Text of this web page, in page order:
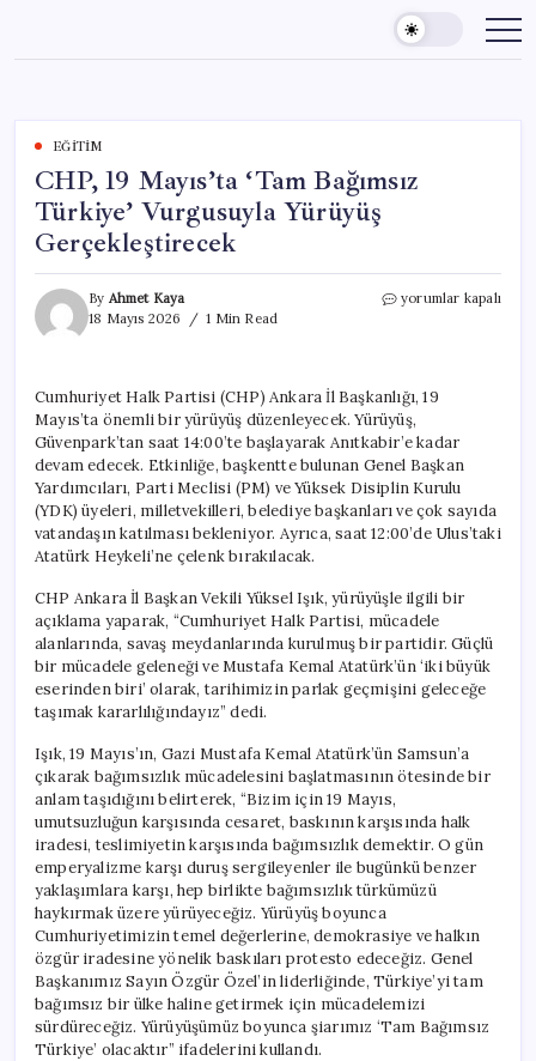
content
EĞITIM
CHP, 19 Mayıs’ta ‘Tam Bağımsız
Türkiye’ Vurgusuyla Yürüyüş
Gerçekleştirecek
By Ahmet Kaya
18 Mayıs 2026
1 Min Read
CHP,
Türkiye’
Vurgusuyla
Yürüyüş
Gerçekleştirecek
için
yorumlar kapalı
Cumhuriyet Halk Partisi (CHP) Ankara İl Başkanlığı, 19
Mayıs’ta önemli bir yürüyüş düzenleyecek. Yürüyüş,
Güvenpark’tan saat 14:00’te başlayarak Anıtkabir’e kadar
devam edecek. Etkinliğe, başkentte bulunan Genel Başkan
Yardımcıları, Parti Meclisi (PM) ve Yüksek Disiplin Kurulu
(YDK) üyeleri, milletvekilleri, belediye başkanları ve çok sayıda
vatandaşın katılması bekleniyor. Ayrıca, saat 12:00’de Ulus’taki
Atatürk Heykeli’ne çelenk bırakılacak.
CHP Ankara İl Başkan Vekili Yüksel Işık, yürüyüşle ilgili bir
açıklama yaparak, “Cumhuriyet Halk Partisi, mücadele
alanlarında, savaş meydanlarında kurulmuş bir partidir. Güçlü
bir mücadele geleneği ve Mustafa Kemal Atatürk’ün ‘iki büyük
eserinden biri’ olarak, tarihimizin parlak geçmişini geleceğe
taşımak kararlılığındayız” dedi.
Işık, 19 Mayıs’ın, Gazi Mustafa Kemal Atatürk’ün Samsun’a
çıkarak bağımsızlık mücadelesini başlatmasının ötesinde bir
anlam taşıdığını belirterek, “Bizim için 19 Mayıs,
umutsuzluğun karşısında cesaret, baskının karşısında halk
iradesi, teslimiyetin karşısında bağımsızlık demektir. O gün
emperyalizme karşı duruş sergileyenler ile bugünkü benzer
yaklaşımlara karşı, hep birlikte bağımsızlık türkümüzü
haykırmak üzere yürüyeceğiz. Yürüyüş boyunca
Cumhuriyetimizin temel değerlerine, demokrasiye ve halkın
özgür iradesine yönelik baskıları protesto edeceğiz. Genel
Başkanımız Sayın Özgür Özel’in liderliğinde, Türkiye’yi tam
bağımsız bir ülke haline getirmek için mücadelemizi
sürdüreceğiz. Yürüyüşümüz boyunca şiarımız ‘Tam Bağımsız
Türkiye’ olacaktır” ifadelerini kullandı.